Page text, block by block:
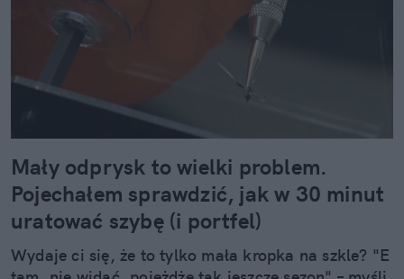
Mały odprysk to wielki problem.
Pojechałem sprawdzić, jak w 30 minut
uratować szybę (i portfel)
Wydaje ci się, że to tylko mała kropka na szkle? "E